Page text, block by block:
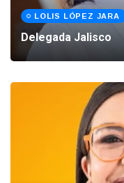
LOLIS LÓPEZ JARA
Delegada Jalisco